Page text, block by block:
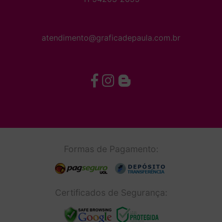
atendimento@graficadepaula.com.br
Formas de Pagamento:
Certificados de Segurança: